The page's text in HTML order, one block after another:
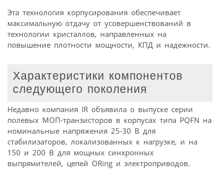
Эта технология корпусирования обеспечивает
максимальную отдачу от усовершенствований в
технологии кристаллов, направленных на
повышение плотности мощности, КПД и надежности.
Характеристики компонентов
следующего поколения
Недавно компания IR объявила о выпуске серии
полевых МОП-транзисторов в корпусах типа PQFN на
номинальные напряжения 25-30 В для
стабилизаторов, локализованных к нагрузке, и на
150 и 200 В для мощных синхронных
выпрямителей, цепей ORing и электроприводов.